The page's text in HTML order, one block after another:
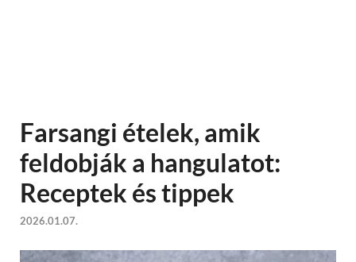
Farsangi ételek, amik
feldobják a hangulatot:
Receptek és tippek
2026.01.07.